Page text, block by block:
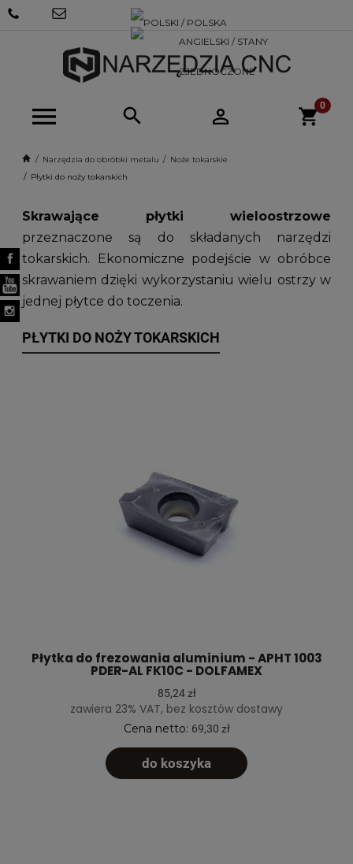
SKLEP@NARZEDZIACNC.PL
Narzędzia do obróbki metalu
Noże tokarskie
Płytki do noży tokarskich
Skrawające płytki wieloostrzowe
przeznaczone są do składanych narzędzi
tokarskich. Ekonomiczne podejście w obróbce
skrawaniem dzięki wykorzystaniu wielu ostrzy w
jednej płytce do toczenia.
PŁYTKI DO NOŻY TOKARSKICH
Płytka do frezowania aluminium - APHT 1003
PDER-AL FK10C - DOLFAMEX
85,24 zł
zawiera 23% VAT, bez kosztów dostawy
Cena netto: 69,30 zł
do koszyka